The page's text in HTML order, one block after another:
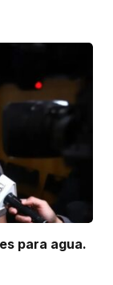
para agua.